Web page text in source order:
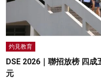
灼見教育
DSE 2026｜聯招放榜 四
元